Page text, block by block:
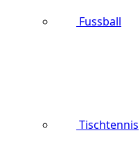
Fussball
Tischtennis